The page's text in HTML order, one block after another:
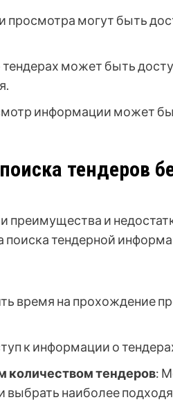
просмотра могут быть
может быть
информации может
тендеров
преимущества и
поиска тендерной
время на прохождение
к информации о
количеством тендеров:
наиболее